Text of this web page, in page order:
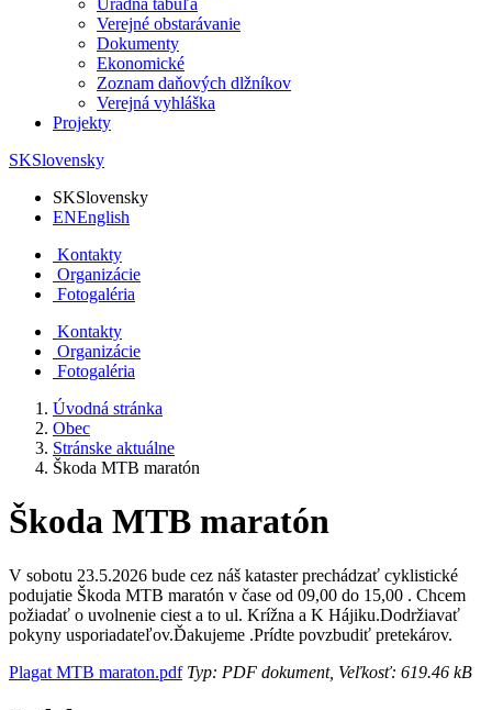
Úradná tabuľa
Verejné obstarávanie
Dokumenty
Ekonomické
Zoznam daňových dlžníkov
Verejná vyhláška
Projekty
SKSlovensky
SKSlovensky
ENEnglish
Kontakty
Organizácie
Fotogaléria
Kontakty
Organizácie
Fotogaléria
Úvodná stránka
Obec
Stránske aktuálne
Škoda MTB maratón
Škoda MTB maratón
V sobotu 23.5.2026 bude cez náš kataster prechádzať cyklistické
podujatie Škoda MTB maratón v čase od 09,00 do 15,00 . Chcem
požiadať o uvolnenie ciest a to ul. Krížna a K Hájiku.Dodržiavať
pokyny usporiadateľov.Ďakujeme .Prídte povzbudiť pretekárov.
Plagat MTB maraton.pdfTyp: PDF dokument, Veľkosť: 619.46 kB